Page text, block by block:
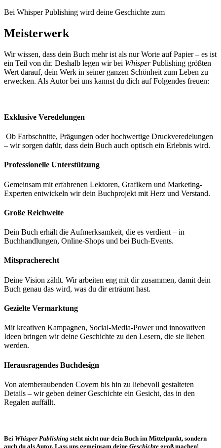
Bei Whisper Publishing wird deine Geschichte zum
Meisterwerk
Wir wissen, dass dein Buch mehr ist als nur Worte auf Papier – es ist
ein Teil von dir. Deshalb legen wir bei WhisperPublishing größten
Wert darauf, dein Werk in seiner ganzen Schönheit zum Leben zu
erwecken. Als Autor bei uns kannst du dich auf Folgendes freuen:
Exklusive Veredelungen
Ob Farbschnitte, Prägungen oder hochwertige Druckveredelungen
– wir sorgen dafür, dass dein Buch auch optisch ein Erlebnis wird.
Professionelle Unterstützung
Gemeinsam mit erfahrenen Lektoren, Grafikern und Marketing-
Experten entwickeln wir dein Buchprojekt mit Herz und Verstand.
Große Reichweite
Dein Buch erhält die Aufmerksamkeit, die es verdient – in
Buchhandlungen, Online-Shops und bei Buch-Events.
Mitspracherecht
Deine Vision zählt. Wir arbeiten eng mit dir zusammen, damit dein
Buch genau das wird, was du dir erträumt hast.
Gezielte Vermarktung
Mit kreativen Kampagnen, Social-Media-Power und innovativen
Ideen bringen wir deine Geschichte zu den Lesern, die sie lieben
werden.
Herausragendes Buchdesign
Von atemberaubenden Covern bis hin zu liebevoll gestalteten
Details – wir geben deiner Geschichte ein Gesicht, das in den
Regalen auffällt.
Bei Whisper Publishing steht nicht nur dein Buch im Mittelpunkt, sondern
auch du als Autor. Lass uns gemeinsam deine Geschichte groß machen!